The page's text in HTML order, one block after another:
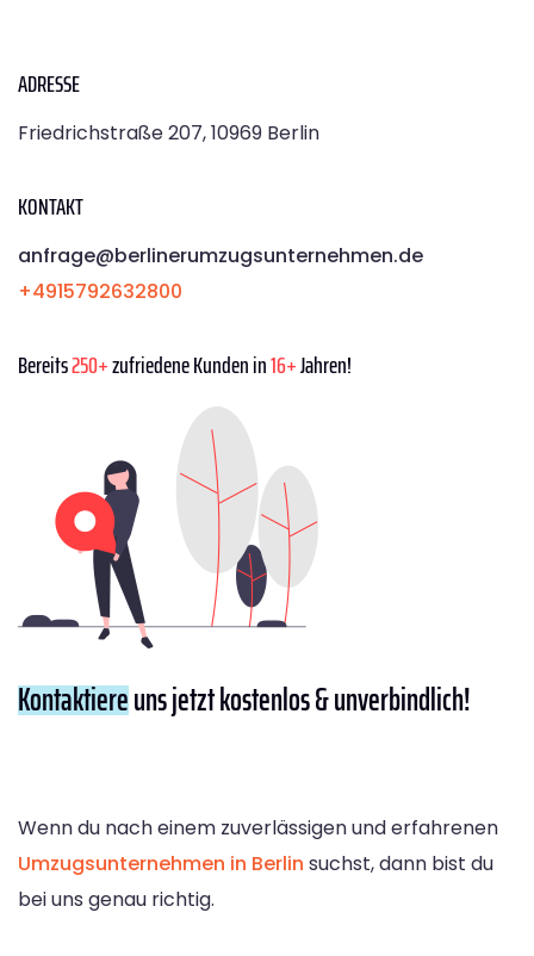
ADRESSE
Friedrichstraße 207, 10969 Berlin
KONTAKT
anfrage@berlinerumzugsunternehmen.de
+4915792632800
Bereits250+zufriedene Kunden in16+Jahren!
Kontaktiereuns jetzt kostenlos & unverbindlich!
Wenn du nach einem zuverlässigen und erfahrenen
Umzugsunternehmen in Berlin suchst, dann bist du
bei uns genau richtig.